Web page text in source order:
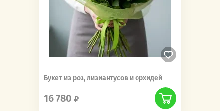
Букет из роз, лизиантусов и орхидей
16 780